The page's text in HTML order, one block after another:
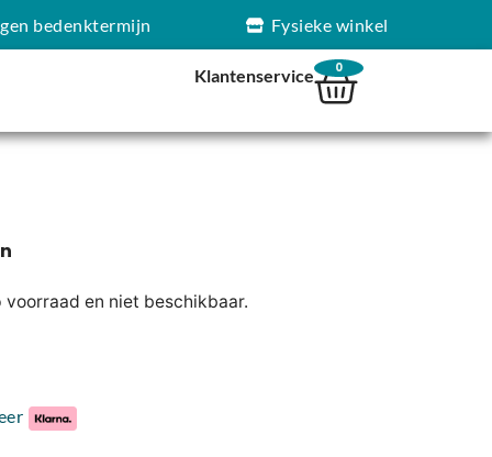
bedenktermijn Fysieke winkel
Klantenservice 0
en niet beschikbaar.